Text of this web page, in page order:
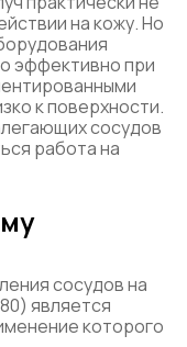
на кожу. Но
эффективно при
к поверхности.
сосудов
работа на
сосудов на
является
которого